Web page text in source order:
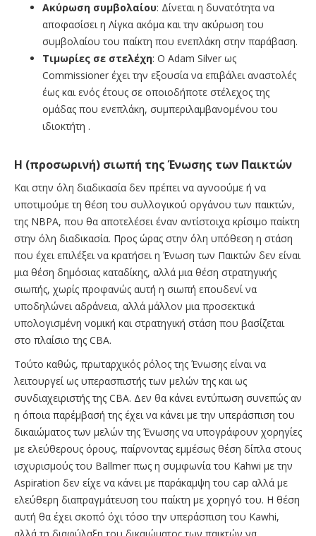
Ακύρωση συμβολαίου: Δίνεται η δυνατότητα να
αποφασίσει η Λίγκα ακόμα και την ακύρωση του
συμβολαίου του παίκτη που ενεπλάκη στην παράβαση.
Τιμωρίες σε στελέχη: Ο Adam Silver ως
Commissioner έχει την εξουσία να επιβάλει αναστολές
έως και ενός έτους σε οποιοδήποτε στέλεχος της
ομάδας που ενεπλάκη, συμπεριλαμβανομένου του
ιδιοκτήτη .
Η (προσωρινή) σιωπή της Ένωσης των Παικτών
Και στην όλη διαδικασία δεν πρέπει να αγνοούμε ή να
υποτιμούμε τη θέση του συλλογικού οργάνου των παικτών,
της NBPA, που θα αποτελέσει έναν αντίστοιχα κρίσιμο παίκτη
στην όλη διαδικασία. Προς ώρας στην όλη υπόθεση η στάση
που έχει επιλέξει να κρατήσει η Ένωση των Παικτών δεν είναι
μια θέση δημόσιας καταδίκης, αλλά μια θέση στρατηγικής
σιωπής, χωρίς προφανώς αυτή η σιωπή επουδενί να
υποδηλώνει αδράνεια, αλλά μάλλον μια προσεκτικά
υπολογισμένη νομική και στρατηγική στάση που βασίζεται
στο πλαίσιο της CBA.
Τούτο καθώς, πρωταρχικός ρόλος της Ένωσης είναι να
λειτουργεί ως υπερασπιστής των μελών της και ως
συνδιαχειριστής της CBA. Δεν θα κάνει εντύπωση συνεπώς αν
η όποια παρέμβασή της έχει να κάνει με την υπεράσπιση του
δικαιώματος των μελών της Ένωσης να υπογράφουν χορηγίες
με ελεύθερους όρους, παίρνοντας εμμέσως θέση δίπλα στους
ισχυρισμούς του Ballmer πως η συμφωνία του Kahwi με την
Aspiration δεν είχε να κάνει με παράκαμψη του cap αλλά με
ελεύθερη διαπραγμάτευση του παίκτη με χορηγό του. Η θέση
αυτή θα έχει σκοπό όχι τόσο την υπεράσπιση του Kawhi,